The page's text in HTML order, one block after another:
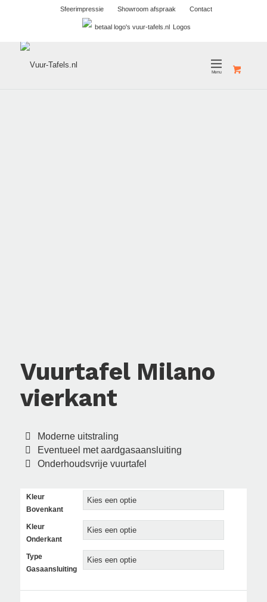
Sfeerimpressie Showroom afspraak Contact
Logos
Vuurtafel Milano
vierkant
Moderne uitstraling
Eventueel met aardgasaansluiting
Onderhoudsvrije vuurtafel
Kleur
Bovenkant
Kleur
Onderkant
Type
Gasaansluiting